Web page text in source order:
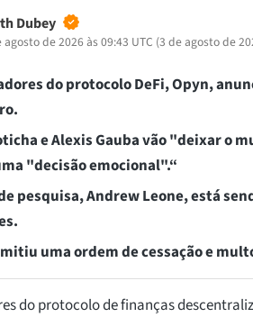
Dubey
agosto de 2026 às 09:43 UTC (3 de agosto de
do protocolo DeFi, Opyn,
e Alexis Gauba vão "deixar o
"decisão emocional".“
pesquisa, Andrew Leone, está
uma ordem de cessação e
do protocolo de finanças